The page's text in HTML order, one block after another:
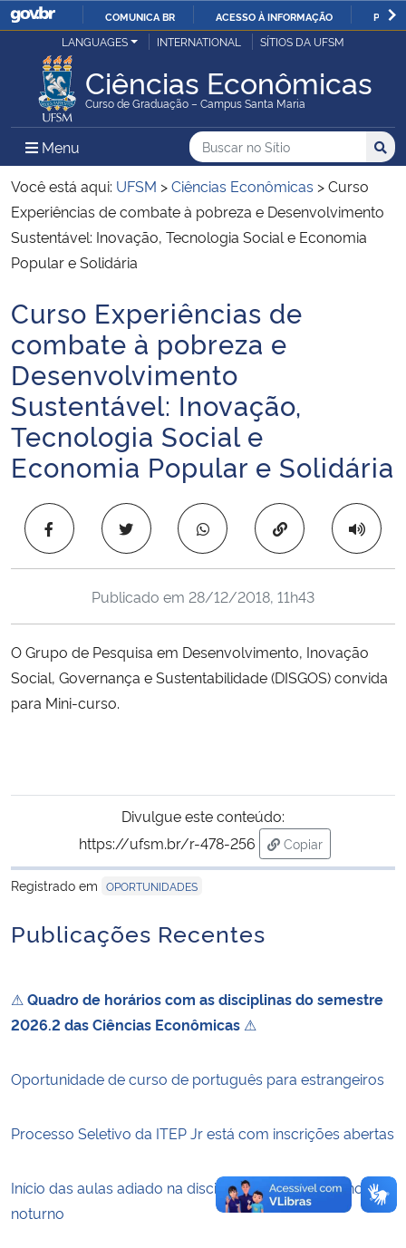
IR
O
COMUNICA BR ACESSO À INFORMAÇÃO
Ministério da Justiça e Segurança Pública
Ministério da Defesa
Ministério das Relações Exteriores
Ministério da Economia
Ministério da Infraestrutura
Ministério da Agricultura, Pecuária e Abastecimento
Ministério da Educação
Ministério da Cidadania
Ministério da Saúde
Ministério de Minas e Energia
Ministério da Ciência, Tecnologia, Inovações e Comunicações
Ministério do Turismo
Ministério do Desenvolvimento Regional
Secretaria-Geral
Gabinete de Segurança Institucional
Advocacia-Geral da União
Planalto
LANGUAGES INTERNATIONAL SÍTIOS DA UFSM
Ciências Econômicas
Curso de Graduação – Campus Santa Maria
Menu Menu Principal do Sítio
Busca
Buscar no no Sítio
Busca:
Você está aqui: UFSM >Ciências Econômicas >Curso
Experiências de combate à pobreza e Desenvolvimento
Sustentável: Inovação, Tecnologia Social e Economia
Popular e Solidária
Início do conteúdo
Curso Experiências de
combate à pobreza e
Desenvolvimento
Sustentável: Inovação,
Tecnologia Social e
Economia Popular e Solidária
Copiar para área
Publicado em 28/12/2018, 11h43
O Grupo de Pesquisa em Desenvolvimento, Inovação
Social, Governança e Sustentabilidade (DISGOS) convida
para Mini-curso.
Divulgue este conteúdo:
https://ufsm.br/r-478-256
Copiar
para área de
Registrado em OPORTUNIDADES
Publicações Recentes
⚠ Quadro de horários com as disciplinas do semestre
2026.2 das Ciências Econômicas ⚠
Oportunidade de curso de português para estrangeiros
Processo Seletivo da ITEP Jr está com inscrições abertas
Início das aulas adiado na disciplina ERI1051 – Economia
noturno